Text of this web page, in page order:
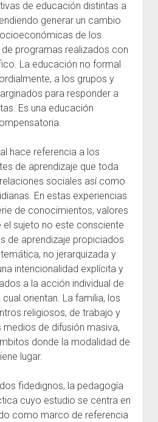
de educación distintas a
generar un cambio
de los
programas realizados con
La educación no formal
a los grupos y
para responder a
Es una educación
hace referencia a los
de aprendizaje que toda
sociales así como
En estas experiencias
de conocimientos, valores
el sujeto no este consciente
de aprendizaje propiciados
no jerarquizada y
intencionalidad explícita y
a la acción individual de
cual orientan. La familia, los
religiosos, de trabajo y
de difusión masiva,
donde la modalidad de
lugar.
fidedignos, la pedagogía
cuyo estudio se centra en
como marco de referencia